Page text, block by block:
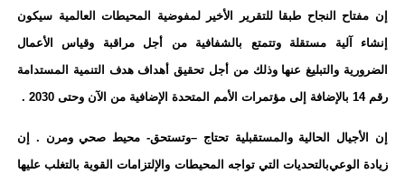
إن مفتاح النجاح طبقا للتقرير الأخير لمفوضية المحيطات العالمية سيكون
إنشاء آلية مستقلة وتتمتع بالشفافية من أجل مراقبة وقياس الأعمال
الضرورية والتبليغ عنها وذلك من أجل تحقيق أهداف هدف التنمية المستدامة
رقم 14 بالإضافة إلى مؤتمرات الأمم المتحدة الإضافية من الآن وحتى 2030 .
إن الأجيال الحالية والمستقبلية تحتاج –وتستحق- محيط صحي ومرن . إن
زيادة الوعيبالتحديات التي تواجه المحيطات والإلتزامات القوية بالتغلب عليها